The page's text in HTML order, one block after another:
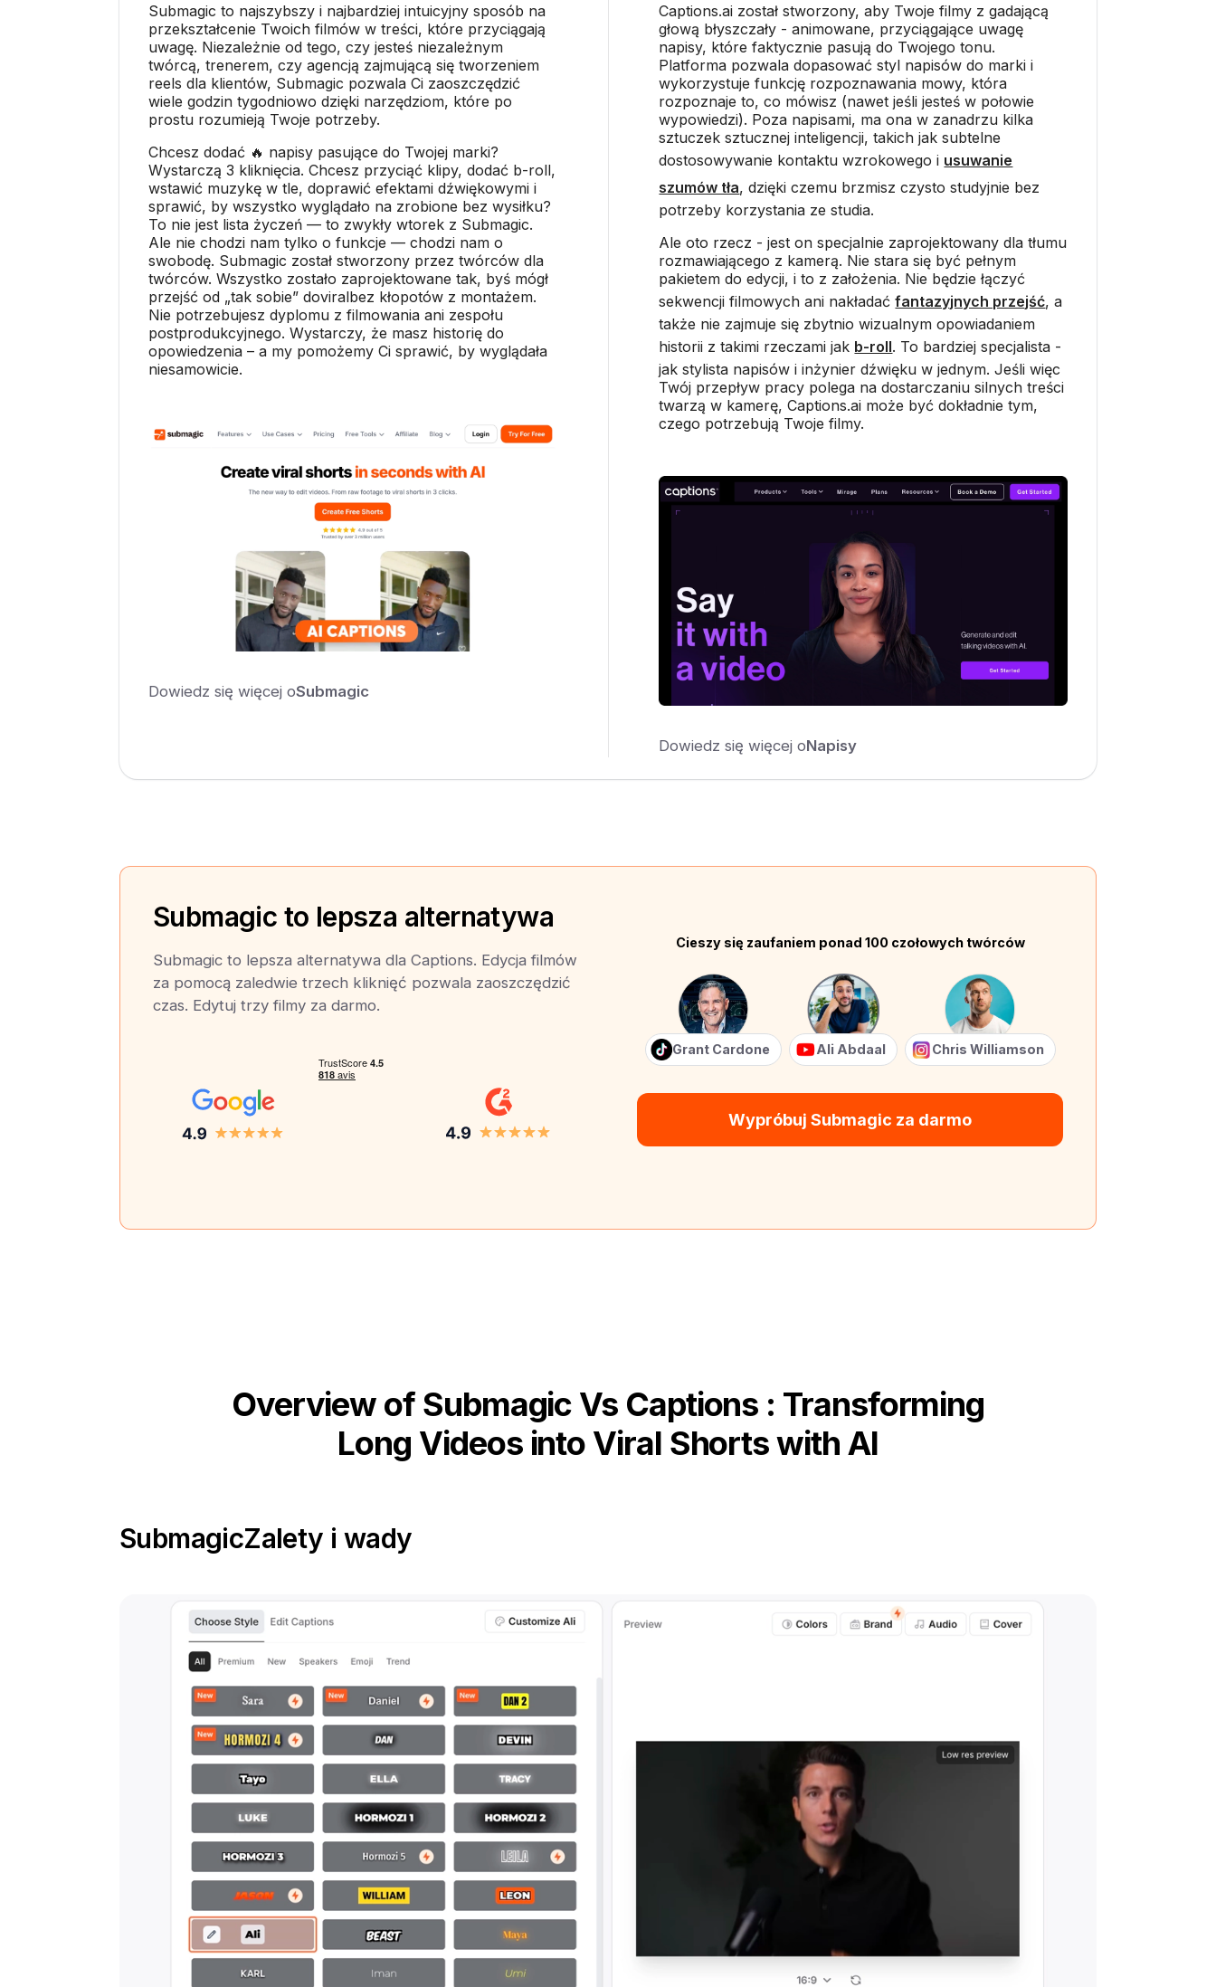
Submagic to najszybszy i najbardziej intuicyjny sposób na
przekształcenie Twoich filmów w treści, które przyciągają
uwagę. Niezależnie od tego, czy jesteś niezależnym
twórcą, trenerem, czy agencją zajmującą się tworzeniem
reels dla klientów, Submagic pozwala Ci zaoszczędzić
wiele godzin tygodniowo dzięki narzędziom, które po
prostu rozumieją Twoje potrzeby.
Chcesz dodać 🔥 napisy pasujące do Twojej marki?
Wystarczą 3 kliknięcia. Chcesz przyciąć klipy, dodać b-roll,
wstawić muzykę w tle, doprawić efektami dźwiękowymi i
sprawić, by wszystko wyglądało na zrobione bez wysiłku?
To nie jest lista życzeń — to zwykły wtorek z Submagic.
Ale nie chodzi nam tylko o funkcje — chodzi nam o
swobodę. Submagic został stworzony przez twórców dla
twórców. Wszystko zostało zaprojektowane tak, byś mógł
przejść od „tak sobie” doviralbez kłopotów z montażem.
Nie potrzebujesz dyplomu z filmowania ani zespołu
postprodukcyjnego. Wystarczy, że masz historię do
opowiedzenia – a my pomożemy Ci sprawić, by wyglądała
niesamowicie.
Dowiedz się więcej oSubmagic
Captions.ai został stworzony, aby Twoje filmy z gadającą
głową błyszczały - animowane, przyciągające uwagę
napisy, które faktycznie pasują do Twojego tonu.
Platforma pozwala dopasować styl napisów do marki i
wykorzystuje funkcję rozpoznawania mowy, która
rozpoznaje to, co mówisz (nawet jeśli jesteś w połowie
wypowiedzi). Poza napisami, ma ona w zanadrzu kilka
sztuczek sztucznej inteligencji, takich jak subtelne
dostosowywanie kontaktu wzrokowego i usuwanie
szumów tła, dzięki czemu brzmisz czysto studyjnie bez
potrzeby korzystania ze studia.
Ale oto rzecz - jest on specjalnie zaprojektowany dla tłumu
rozmawiającego z kamerą. Nie stara się być pełnym
pakietem do edycji, i to z założenia. Nie będzie łączyć
sekwencji filmowych ani nakładaćfantazyjnych przejść, a
także nie zajmuje się zbytnio wizualnym opowiadaniem
historii z takimi rzeczami jak b-roll. To bardziej specjalista -
jak stylista napisów i inżynier dźwięku w jednym. Jeśli więc
Twój przepływ pracy polega na dostarczaniu silnych treści
twarzą w kamerę, Captions.ai może być dokładnie tym,
czego potrzebują Twoje filmy.
Dowiedz się więcej oNapisy
Submagic to lepsza alternatywa
Submagic to lepsza alternatywa dla Captions. Edycja filmów
za pomocą zaledwie trzech kliknięć pozwala zaoszczędzić
czas. Edytuj trzy filmy za darmo.
Cieszy się zaufaniem ponad 100 czołowych twórców
Grant Cardone Ali Abdaal Chris Williamson
Wypróbuj Submagic za darmo
Overview of Submagic Vs Captions : Transforming
Long Videos into Viral Shorts with AI
SubmagicZalety i wady